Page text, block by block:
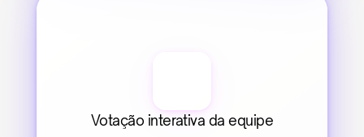
Votação interativa da equipe